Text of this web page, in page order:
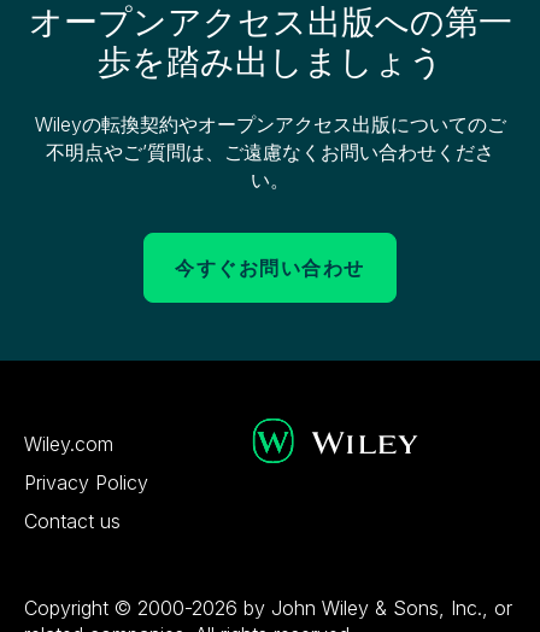
オープンアクセス出版への第一
歩を踏み出しましょう
Wileyの転換契約やオープンアクセス出版についてのご
不明点やご’質問は、ご遠慮なくお問い合わせくださ
い。
今すぐお問い合わせ
Wiley.com
Privacy Policy
Contact us
Copyright © 2000-2026 by John Wiley & Sons, Inc., or